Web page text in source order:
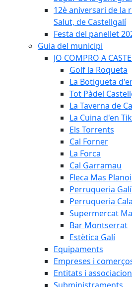
12è aniversari de la
Salut, de Castellgalí
Festa del panellet
Guia del municipi
JO COMPRO A
Golf la Roqueta
La Botigueta
Tot Pàdel
La Taverna de
La Cuina d'en
Els Torrents
Cal Forner
La Forca
Cal Garramau
Fleca Mas Planoi
Perruqueria Galí
Perruqueria
Supermercat
Bar Montserrat
Estètica Galí
Equipaments
Empreses i
Entitats i